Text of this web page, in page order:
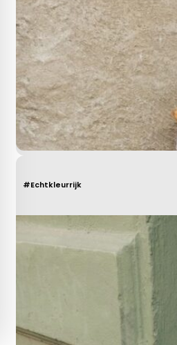
#Echtkleurrijk